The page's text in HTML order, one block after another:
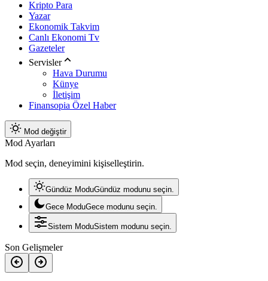
Kripto Para
Yazar
Ekonomik Takvim
Canlı Ekonomi Tv
Gazeteler
Servisler
Hava Durumu
Künye
İletişim
Finansopia Özel Haber
Mod değiştir
Mod Ayarları
Mod seçin, deneyimini kişiselleştirin.
Gündüz ModuGündüz modunu seçin.
Gece ModuGece modunu seçin.
Sistem ModuSistem modunu seçin.
Son Gelişmeler